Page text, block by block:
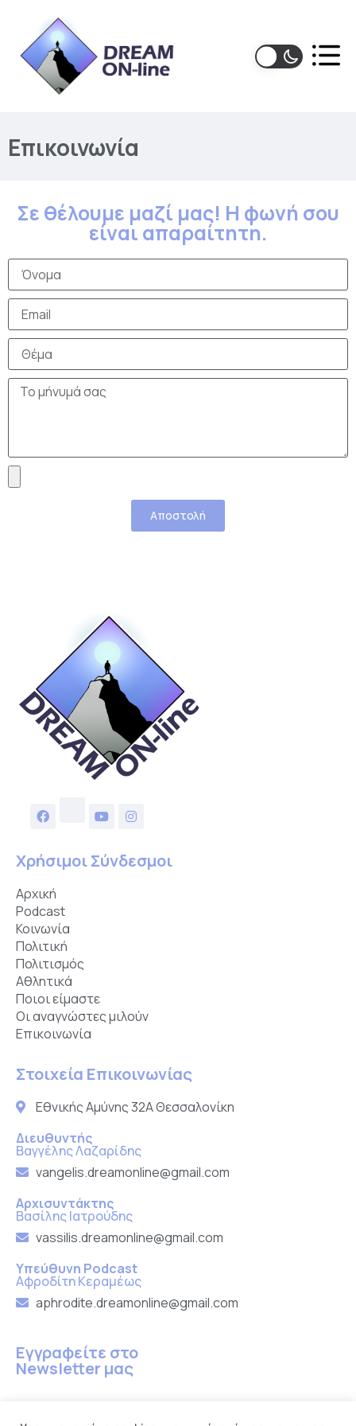
Επικοινωνία
Σε θέλουμε μαζί μας! Η φωνή σου
είναι απαραίτητη.
Αποστολή
Χρήσιμοι Σύνδεσμοι
Αρχική
Podcast
Κοινωνία
Πολιτική
Πολιτισμός
Αθλητικά
Ποιοι είμαστε
Οι αναγνώστες μιλούν
Επικοινωνία
Στοιχεία Επικοινωνίας
Εθνικής Αμύνης 32Α Θεσσαλονίκη
Διευθυντής
Βαγγέλης Λαζαρίδης
vangelis.dreamonline@gmail.com
Αρχισυντάκτης
Βασίλης Ιατρούδης
vassilis.dreamonline@gmail.com
Υπεύθυνη Podcast
Αφροδίτη Κεραμέως
aphrodite.dreamonline@gmail.com
Εγγραφείτε στο
Newsletter μας